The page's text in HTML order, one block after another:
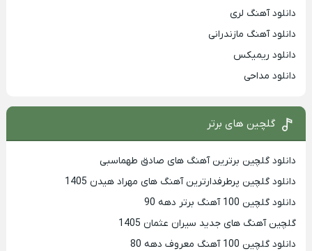
دانلود آهنگ لری
دانلود آهنگ مازندرانی
دانلود ریمیکس
دانلود مداحی
گلچین های برتر
دانلود گلچین برترین آهنگ های صادق طهماسبی
دانلود گلچین پرطرفدارترین آهنگ های مهراد هیدن 1405
دانلود گلچین 100 آهنگ برتر دهه 90
گلچین آهنگ های جدید سیران عثمان 1405
دانلود گلچین 100 آهنگ معروف دهه 80